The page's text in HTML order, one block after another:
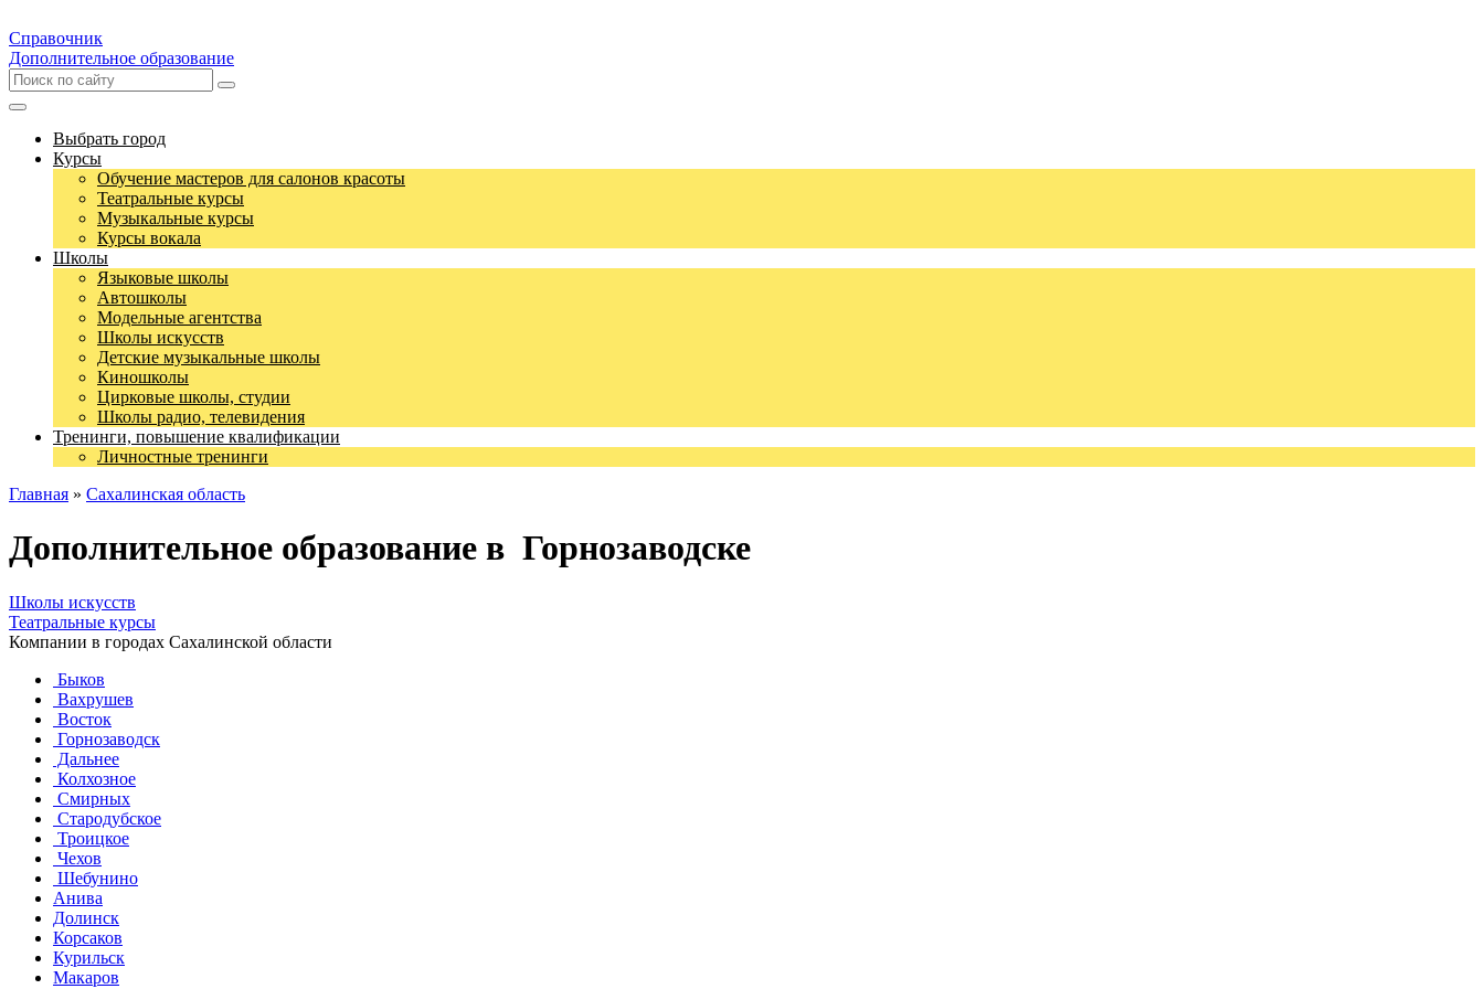
Справочник
Дополнительное образование
Выбрать город
Курсы
Обучение мастеров для салонов красоты
Театральные курсы
Музыкальные курсы
Курсы вокала
Школы
Языковые школы
Автошколы
Модельные агентства
Школы искусств
Детские музыкальные школы
Киношколы
Цирковые школы, студии
Школы радио, телевидения
Тренинги, повышение квалификации
Личностные тренинги
Главная » Сахалинская область
Дополнительное образование в Горнозаводске
Школы искусств
Театральные курсы
Компании в городах Сахалинской области
Быков
Вахрушев
Восток
Горнозаводск
Дальнее
Колхозное
Смирных
Стародубское
Троицкое
Чехов
Шебунино
Анива
Долинск
Корсаков
Курильск
Макаров